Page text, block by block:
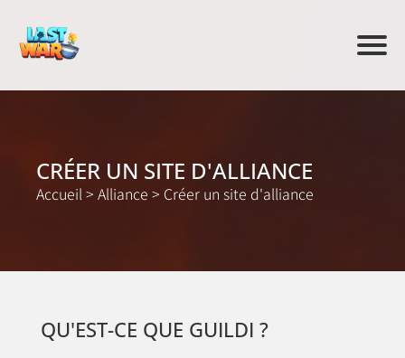
CRÉER UN SITE D'ALLIANCE
Accueil> Alliance > Créer un site d'alliance
QU'EST-CE QUE GUILDI ?